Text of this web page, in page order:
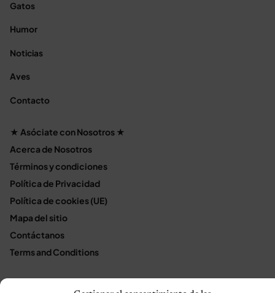
Gatos
Humor
Noticias
Aves
Contacto
★ Asóciate con Nosotros ★
Acerca de Nosotros
Términos y condiciones
Política de Privacidad
Política de cookies (UE)
Mapa del sitio
Contáctanos
Terms and Conditions